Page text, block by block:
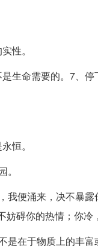
性。
生命需要的。7、
恒。
便涌来，决不暴
碍你的热情；你冷
在于物质上的丰